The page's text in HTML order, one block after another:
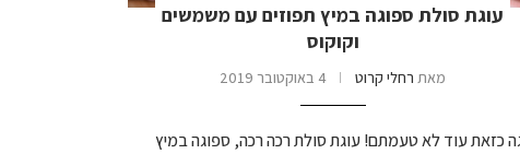
עוגת סולת ספוגה במיץ תפוזים עם משמשים
וקוקוס
מאת רחלי קרוט 4 באוקטובר 2019
כזאת עוד לא טעמתם! עוגת סולת רכה רכה, ספוגה במיץ